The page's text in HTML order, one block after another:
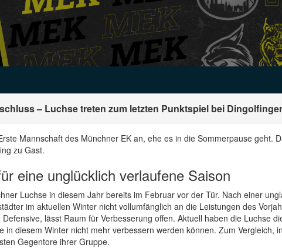
– Luchse treten zum letzten Punktspiel bei
Mannschaft des Münchner EK an, ehe es in die Sommerpause geht.
zu Gast.
eine unglücklich verlaufene Saison
Luchse in diesem Jahr bereits im Februar vor der Tür. Nach einer
im aktuellen Winter nicht vollumfänglich an die Leistungen des
lässt Raum für Verbesserung offen. Aktuell haben die Luchse
in diesem Winter nicht mehr verbessern werden können. Zum Vergleich,
Gegentore ihrer Gruppe.